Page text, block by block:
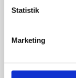
Statistik
Marketing